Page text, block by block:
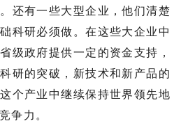
还有一些大型企业，他们清楚
科研必须做。在这些大企业中
级政府提供一定的资金支持，
研的突破，新技术和新产品的
个产业中继续保持世界领先地
争力。